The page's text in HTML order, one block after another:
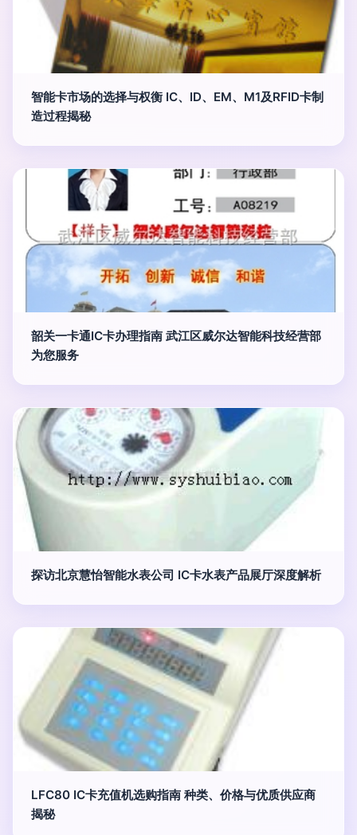
智能卡市场的选择与权衡 IC、ID、EM、M1及RFID卡制
造过程揭秘
韶关一卡通IC卡办理指南 武江区威尔达智能科技经营部
为您服务
探访北京慧怡智能水表公司 IC卡水表产品展厅深度解析
LFC80 IC卡充值机选购指南 种类、价格与优质供应商
揭秘